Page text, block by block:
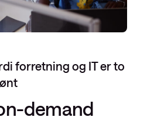
forretning og IT er to
demand